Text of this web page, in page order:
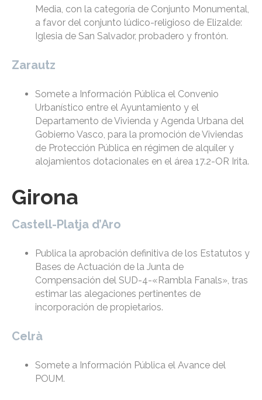
Media, con la categoría de Conjunto Monumental,
a favor del conjunto lúdico-religioso de Elizalde:
Iglesia de San Salvador, probadero y frontón.
Zarautz
Somete a Información Pública el Convenio
Urbanístico entre el Ayuntamiento y el
Departamento de Vivienda y Agenda Urbana del
Gobierno Vasco, para la promoción de Viviendas
de Protección Pública en régimen de alquiler y
alojamientos dotacionales en el área 17.2-OR Irita.
Girona
Castell-Platja d’Aro
Publica la aprobación definitiva de los Estatutos y
Bases de Actuación de la Junta de
Compensación del SUD-4-«Rambla Fanals», tras
estimar las alegaciones pertinentes de
incorporación de propietarios.
Celrà
Somete a Información Pública el Avance del
POUM.